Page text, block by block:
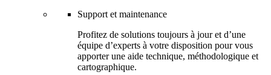
Support et maintenance
Profitez de solutions toujours à jour et d’une
équipe d’experts à votre disposition pour vous
apporter une aide technique, méthodologique et
cartographique.